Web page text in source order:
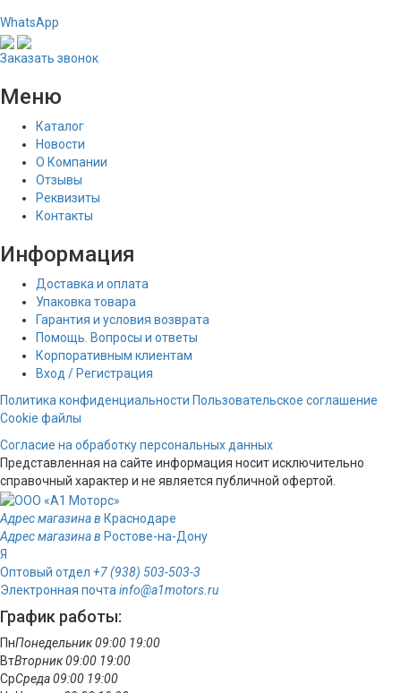
WhatsApp
Заказать звонок
Меню
Каталог
Новости
О Компании
Отзывы
Реквизиты
Контакты
Информация
Доставка и оплата
Упаковка товара
Гарантия и условия возврата
Помощь. Вопросы и ответы
Корпоративным клиентам
Вход / Регистрация
Политика конфиденциальности Пользовательское соглашение
Cookie файлы
Согласие на обработку персональных данных
Представленная на сайте информация носит исключительно
справочный характер и не является публичной офертой.
Адрес магазина в Краснодаре
Адрес магазина в Ростове-на-Дону
Я
Оптовый отдел +7 (938) 503-503-3
Электронная почта info@a1motors.ru
График работы:
ПнПонедельник09:00 19:00
ВтВторник09:00 19:00
СрСреда09:00 19:00